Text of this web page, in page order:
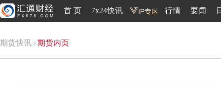
首 页 7x24快讯 行情 要闻
期货快讯 期货内页